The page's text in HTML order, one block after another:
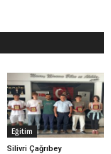
Eğitim
Silivri Çağrıbey